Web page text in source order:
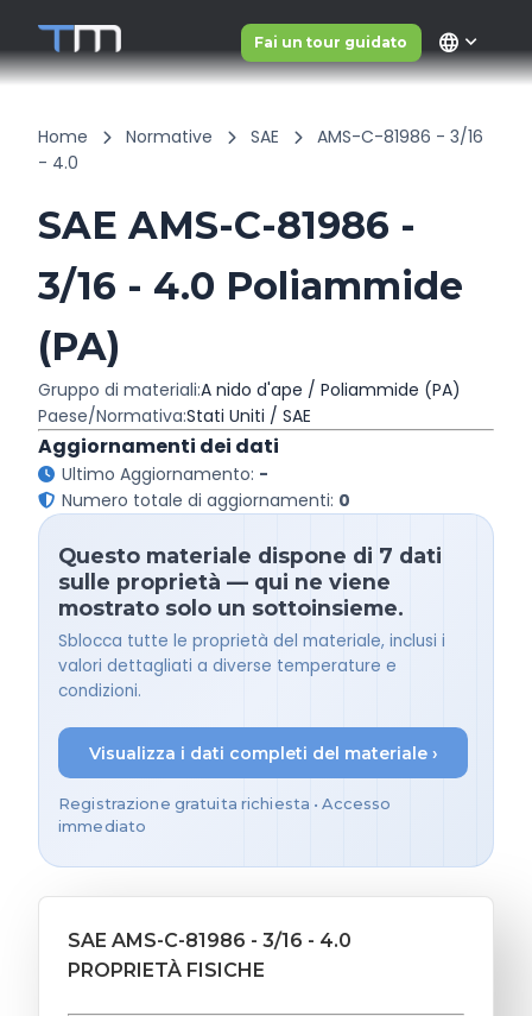
Fai un tour guidato language
Home Normative SAE
AMS-C-81986 - 3/16
- 4.0
SAE AMS-C-81986 -
3/16 - 4.0 Poliammide
(PA)
Gruppo di materiali:A nido d'ape / Poliammide (PA)
Paese/Normativa:Stati Uniti / SAE
Aggiornamenti dei dati
Ultimo Aggiornamento: -
Numero totale di aggiornamenti: 0
Questo materiale dispone di 7 dati
sulle proprietà — qui ne viene
mostrato solo un sottoinsieme.
Sblocca tutte le proprietà del materiale, inclusi i
valori dettagliati a diverse temperature e
condizioni.
Visualizza i dati completi del materiale ›
Registrazione gratuita richiesta • Accesso
immediato
SAE AMS-C-81986 - 3/16 - 4.0
PROPRIETÀ FISICHE